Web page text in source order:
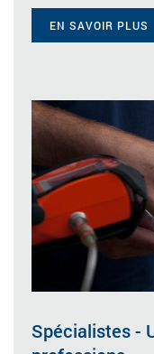
EN SAVOIR PLUS
Spécialistes -